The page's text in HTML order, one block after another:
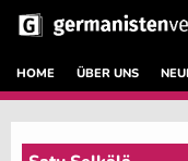
HOME ÜBER UNS